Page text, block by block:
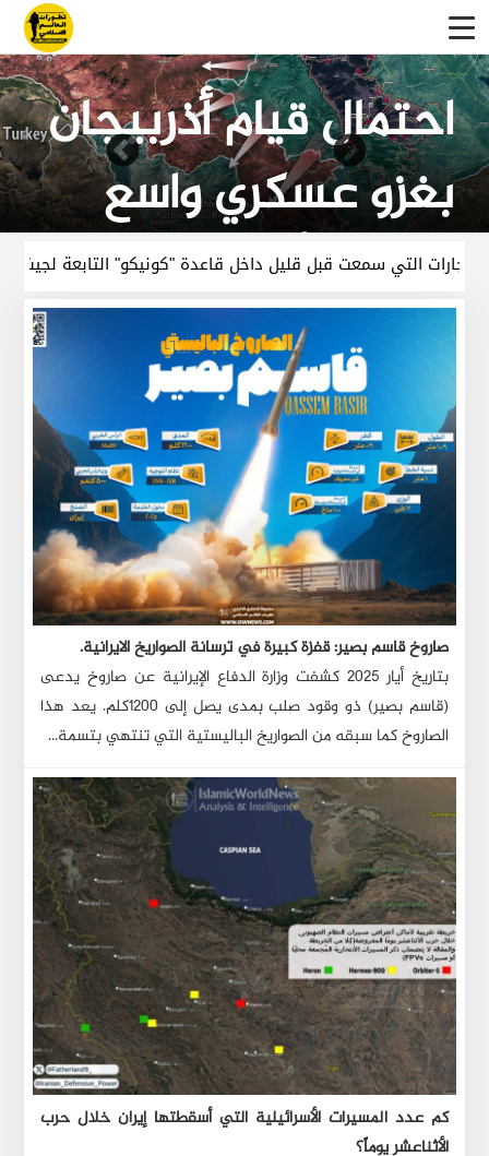
ما هي شروط الأتراك
الثلاثة لإيقاف
اعتداءاتها العسكرية
في الشمال السوري؟؟
التابعة لجيش الاحتلال الامريكي بريف دير الزور، ناجمة عن
صاروخ قاسم بصير: قفزة كبيرة في ترسانة الصواريخ الايرانية.
بتاريخ أيار ٢٠٢٥ كشفت وزارة الدفاع الإيرانية عن صاروخ يدعى
(قاسم بصير) ذو وقود صلب بمدى يصل إلى ١٢٠٠كلم. يعد هذا
الصاروخ كما سبقه من الصواريخ الباليستية التي تنتهي بتسمة...
كم عدد المسيرات الأسرائيلية التي أسقطتها إيران خلال حرب
الأثناعشر يوماً؟